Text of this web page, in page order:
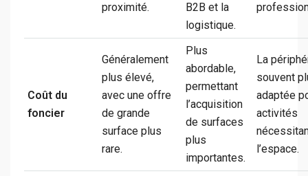
proximité.
B2B et la
logistique.
Coût du
foncier
Généralement
plus élevé,
avec une offre
de grande
surface plus
rare.
Plus
abordable,
permettant
l’acquisition
de surfaces
plus
importantes.
La
souvent
adaptée
activités
l’espace.